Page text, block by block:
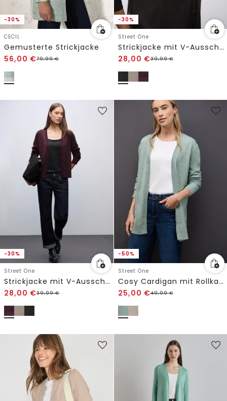
-30%
CECIL
Gemusterte Strickjacke
56,00 €79,99€
-30%
Street One
Strickjacke mit V-Ausschnitt
28,00 €39,99€
-30%
Street One
Strickjacke mit V-Ausschnitt
28,00 €39,99€
-50%
Street One
Cosy Cardigan mit Rollkante
25,00 €49,99€